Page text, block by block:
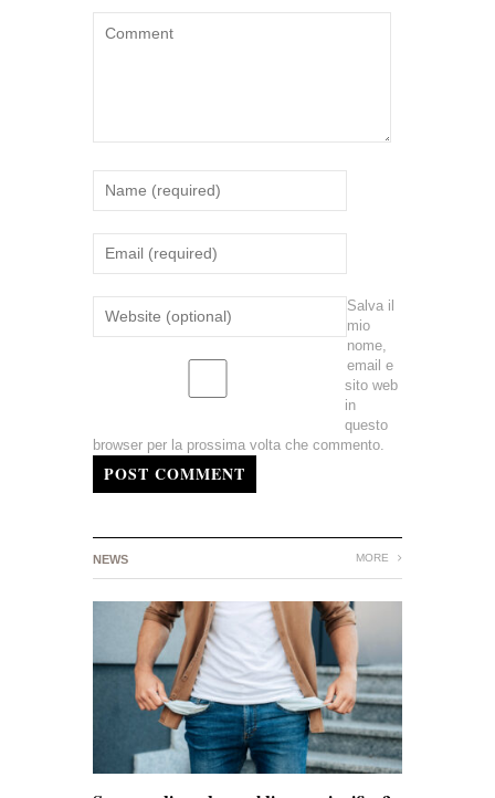
Salva il
mio
nome,
email e
sito web
in
questo
browser per la prossima volta che commento.
POST COMMENT
NEWS MORE